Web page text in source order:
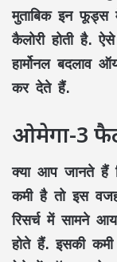
मुताबिक इन फूड्स
कैलोरी होती है.
हार्मोनल
कर देते हैं.
ओमेगा-3
क्या आप जानते हैं
कमी है तो इस
रिसर्च में सामने
होते हैं. इसकी